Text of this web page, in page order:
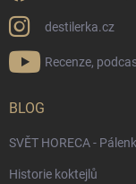
destilerka.cz
Recenze,
BLOG
SVĚT HORECA -
Historie koktejlů